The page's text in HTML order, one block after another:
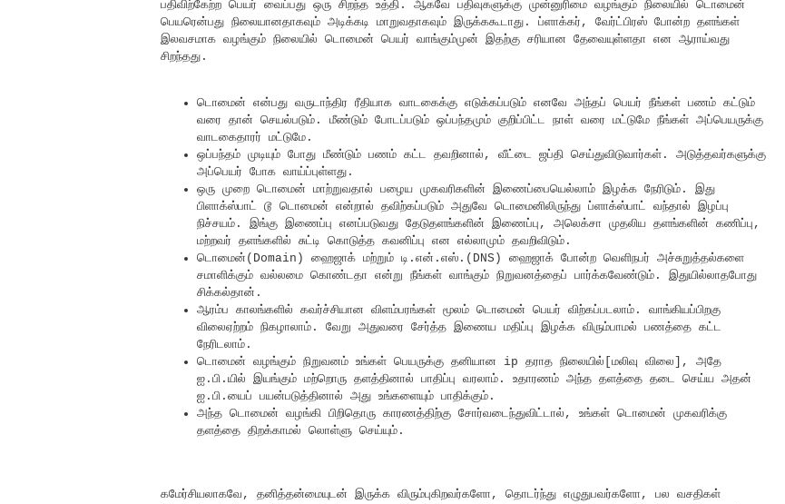
பதிவிற்கேற்ற பெயர் வைப்பது ஒரு சிறந்த உத்தி. ஆகவே பதிவுகளுக்கு முன்னுரிமை வழங்கும் நிலையில் டொமைன்
பெயரென்பது நிலையானதாகவும் அடிக்கடி மாறுவதாகவும் இருக்ககூடாது. ப்ளாக்கர், வேர்ட்பிரஸ் போன்ற தளங்கள்
இலவசமாக வழங்கும் நிலையில் டொமைன் பெயர் வாங்கும்முன் இதற்கு சரியான தேவையுள்ளதா என ஆராய்வது
சிறந்தது.
டொமைன் என்பது வருடாந்திர ரீதியாக வாடகைக்கு எடுக்கப்படும் எனவே அந்தப் பெயர் நீங்கள் பணம் கட்டும்
வரை தான் செயல்படும். மீண்டும் போடப்படும் ஒப்பந்தமும் குறிப்பிட்ட நாள் வரை மட்டுமே நீங்கள் அப்பெயருக்கு
வாடகைதாரர் மட்டுமே.
ஒப்பந்தம் முடியும் போது மீண்டும் பணம் கட்ட தவறினால், வீட்டை ஜப்தி செய்துவிடுவார்கள். அடுத்தவர்களுக்கு
அப்பெயர் போக வாய்ப்புள்ளது.
ஒரு முறை டொமைன் மாற்றுவதால் பழைய முகவரிகளின் இணைப்பையெல்லாம் இழக்க நேரிடும். இது
பிளாக்ஸ்பாட் டூ டொமைன் என்றால் தவிற்கப்படும் அதுவே டொமைனிலிருந்து ப்ளாக்ஸ்பாட் வந்தால் இழப்பு
நிச்சயம். இங்கு இணைப்பு எனப்படுவது தேடுதளங்களின் இணைப்பு, அலெக்சா முதலிய தளங்களின் கணிப்பு,
மற்றவர் தளங்களில் சுட்டி கொடுத்த கவனிப்பு என எல்லாமும் தவறிவிடும்.
டொமைன்(Domain) ஹைஜாக் மற்றும் டி.என்.எஸ்.(DNS) ஹைஜாக் போன்ற வெளிநபர் அச்சுறுத்தல்களை
சமாளிக்கும் வல்லமை கொண்டதா என்று நீங்கள் வாங்கும் நிறுவனத்தைப் பார்க்கவேண்டும். இதுயில்லாதபோது
சிக்கல்தான்.
ஆரம்ப காலங்களில் கவர்ச்சியான விளம்பரங்கள் மூலம் டொமைன் பெயர் விற்கப்படலாம். வாங்கியப்பிறகு
விலைஏற்றம் நிகழாலாம். வேறு அதுவரை சேர்த்த இணைய மதிப்பு இழக்க விரும்பாமல் பணத்தை கட்ட
நேரிடலாம்.
டொமைன் வழங்கும் நிறுவனம் உங்கள் பெயருக்கு தனியான ip தராத நிலையில்[மலிவு விலை], அதே
ஐ.பி.யில் இயங்கும் மற்றொரு தளத்தினால் பாதிப்பு வரலாம். உதாரணம் அந்த தளத்தை தடை செய்ய அதன்
ஐ.பி.யைப் பயன்படுத்தினால் அது உங்களையும் பாதிக்கும்.
அந்த டொமைன் வழங்கி பிறிதொரு காரணத்திற்கு சோர்வடைந்துவிட்டால், உங்கள் டொமைன் முகவரிக்கு
தளத்தை திறக்காமல் லொள்ளு செய்யும்.
கமேர்சியலாகவே, தனித்தன்மையுடன் இருக்க விரும்புகிறவர்களோ, தொடர்ந்து எழுதுபவர்களோ, பல வசதிகள்